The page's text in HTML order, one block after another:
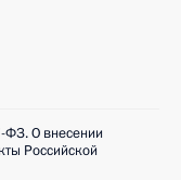
О внесении
Российской